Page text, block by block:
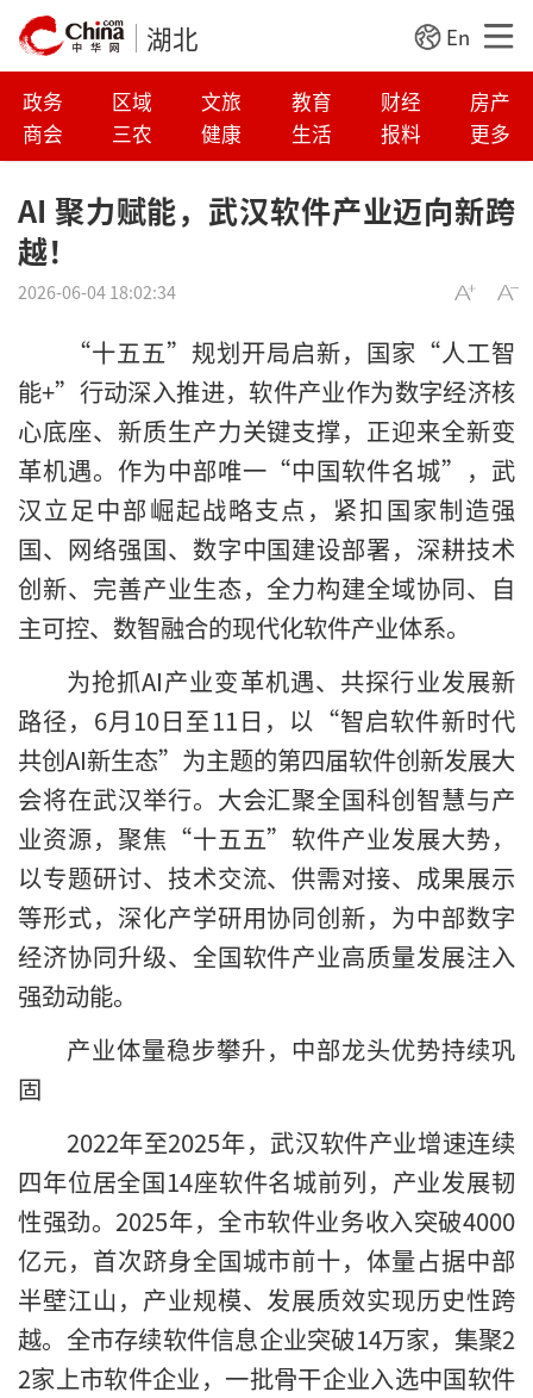
湖北 En
政务 区域 文旅 教育 财经
房产
商会
三农 健康 生活 报料 更多
AI 聚力赋能，武汉软件产业迈向新跨
越！
2026-06-04 18:02:34
“十五五”规划开局启新，国家“人工智
能+”行动深入推进，软件产业作为数字经济核
心底座、新质生产力关键支撑，正迎来全新变
革机遇。作为中部唯一“中国软件名城”，武
汉立足中部崛起战略支点，紧扣国家制造强
国、网络强国、数字中国建设部署，深耕技术
创新、完善产业生态，全力构建全域协同、自
主可控、数智融合的现代化软件产业体系。
为抢抓AI产业变革机遇、共探行业发展新
路径，6月10日至11日，以“智启软件新时代
共创AI新生态”为主题的第四届软件创新发展大
会将在武汉举行。大会汇聚全国科创智慧与产
业资源，聚焦“十五五”软件产业发展大势，
以专题研讨、技术交流、供需对接、成果展示
等形式，深化产学研用协同创新，为中部数字
经济协同升级、全国软件产业高质量发展注入
强劲动能。
产业体量稳步攀升，中部龙头优势持续巩
固
2022年至2025年，武汉软件产业增速连续
四年位居全国14座软件名城前列，产业发展韧
性强劲。2025年，全市软件业务收入突破4000
亿元，首次跻身全国城市前十，体量占据中部
半壁江山，产业规模、发展质效实现历史性跨
越。全市存续软件信息企业突破14万家，集聚2
2家上市软件企业，一批骨干企业入选中国软件